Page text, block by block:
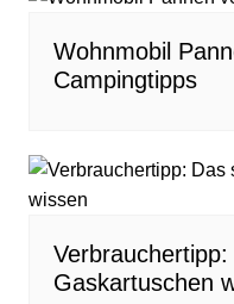
Wohnmobil
Campingtipps
Gaskartuschen